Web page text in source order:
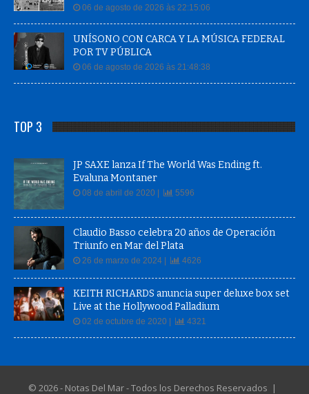
06 de agosto de 2026 às 22:15:06
UNÍSONO CON CARCA Y LA MÚSICA FEDERAL
POR TV PÚBLICA
06 de agosto de 2026 às 21:48:38
TOP 3
JP SAXE lanza If The World Was Ending ft.
Evaluna Montaner
08 de abril de 2020 | 5596
Claudio Basso celebra 20 años de Operación
Triunfo en Mar del Plata
26 de marzo de 2024 | 4626
KEITH RICHARDS anuncia super deluxe box set
Live at the Hollywood Palladium
02 de octubre de 2020 | 4321
© 2026 - Notas Del Mar - Todos los Derechos Reservados |